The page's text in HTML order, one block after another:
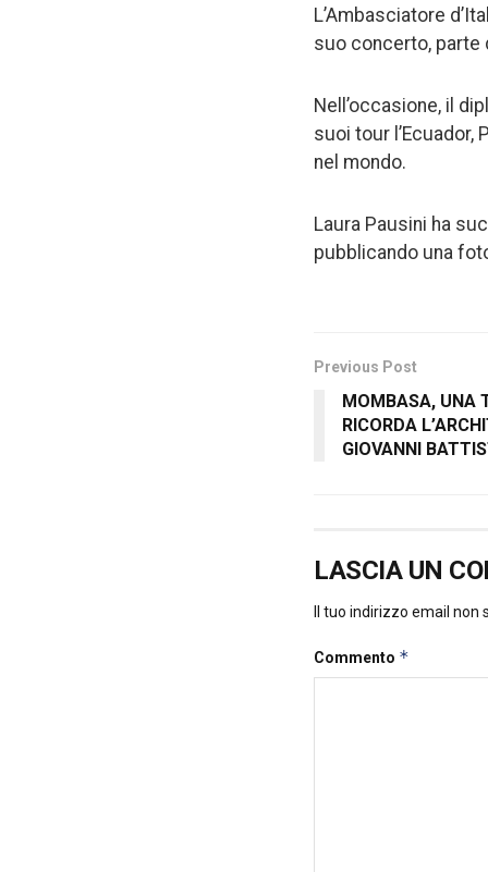
L’Ambasciatore
suo concerto, parte
Nell’occasione, il
suoi tour l’Ecuador,
nel mondo.
Laura Pausini ha
pubblicando una
Previous Post
MOMBASA, UNA
RICORDA
GIOVANNI
LASCIA UN
Il tuo indirizzo email non
Commento *